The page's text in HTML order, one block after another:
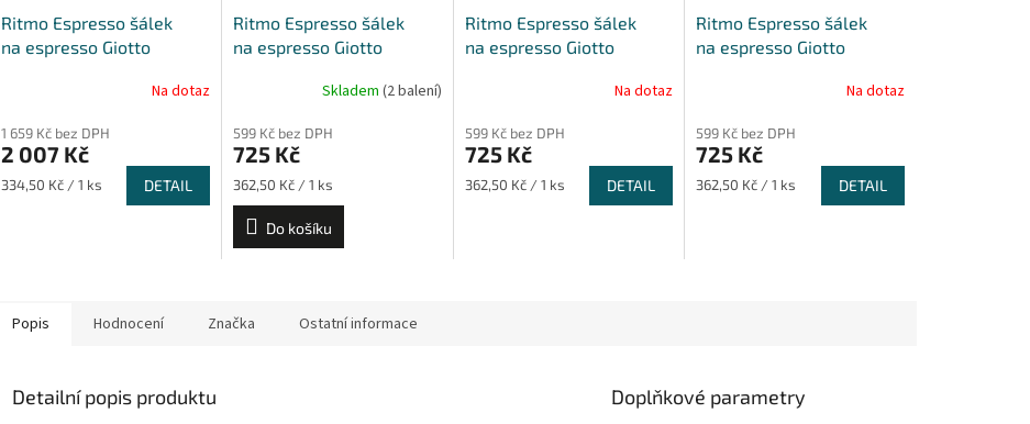
Ritmo Espresso šálek
na espresso Giotto
Na dotaz
1 659 Kč bez DPH
2 007 Kč
Měrná
334,50 Kč / 1 ks DETAIL
Ritmo Espresso šálek
na espresso Giotto
Skladem (2 balení)
599 Kč bez DPH
725 Kč
Měrná
cena:
362,50 Kč / 1 ks
Do košíku
Ritmo Espresso šálek
na espresso Giotto
Na dotaz
599 Kč bez DPH
725 Kč
Měrná
362,50 Kč / 1 ks DETAIL
Ritmo Espresso šálek
na espresso Giotto
Na dotaz
599 Kč bez DPH
725 Kč
Měrná
362,50 Kč / 1 ks DETAIL
Popis Hodnocení Značka Ostatní informace
Detailní popis produktu Doplňkové parametry